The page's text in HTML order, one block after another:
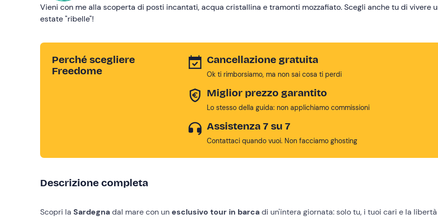
Vieni con me alla scoperta di posti incantati, acqua cristallina e tramonti mozzafiato. Scegli anche tu di vivere
estate "ribelle"!
Perché scegliere
Freedome
Cancellazione gratuita
Ok ti rimborsiamo, ma non sai cosa ti perdi
Miglior prezzo garantito
Lo stesso della guida: non applichiamo commissioni
Assistenza 7 su 7
Contattaci quando vuoi. Non facciamo ghosting
Descrizione completa
Scopri la Sardegnadal mare con unesclusivo tour in barcadi un'intera giornata: solo tu, i tuoi cari e la